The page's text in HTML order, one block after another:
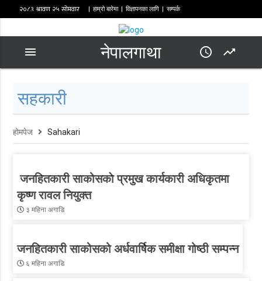
| हाम्रो बारेमा | विज्ञापनका लागि | सम्पर्क
नेपालगाथा
menu access_time trending_up
सहकारी
होमपेज Sahakari
जनहितकारी साकोसकाे प्रमुख कार्यकारी अधिकृतमा
कृष्ण रावल नियुक्त
३ महिना अगाडि
जनहितकारी साकोसको अर्धवार्षिक समीक्षा गोष्ठी सम्पन्न
६ महिना अगाडि